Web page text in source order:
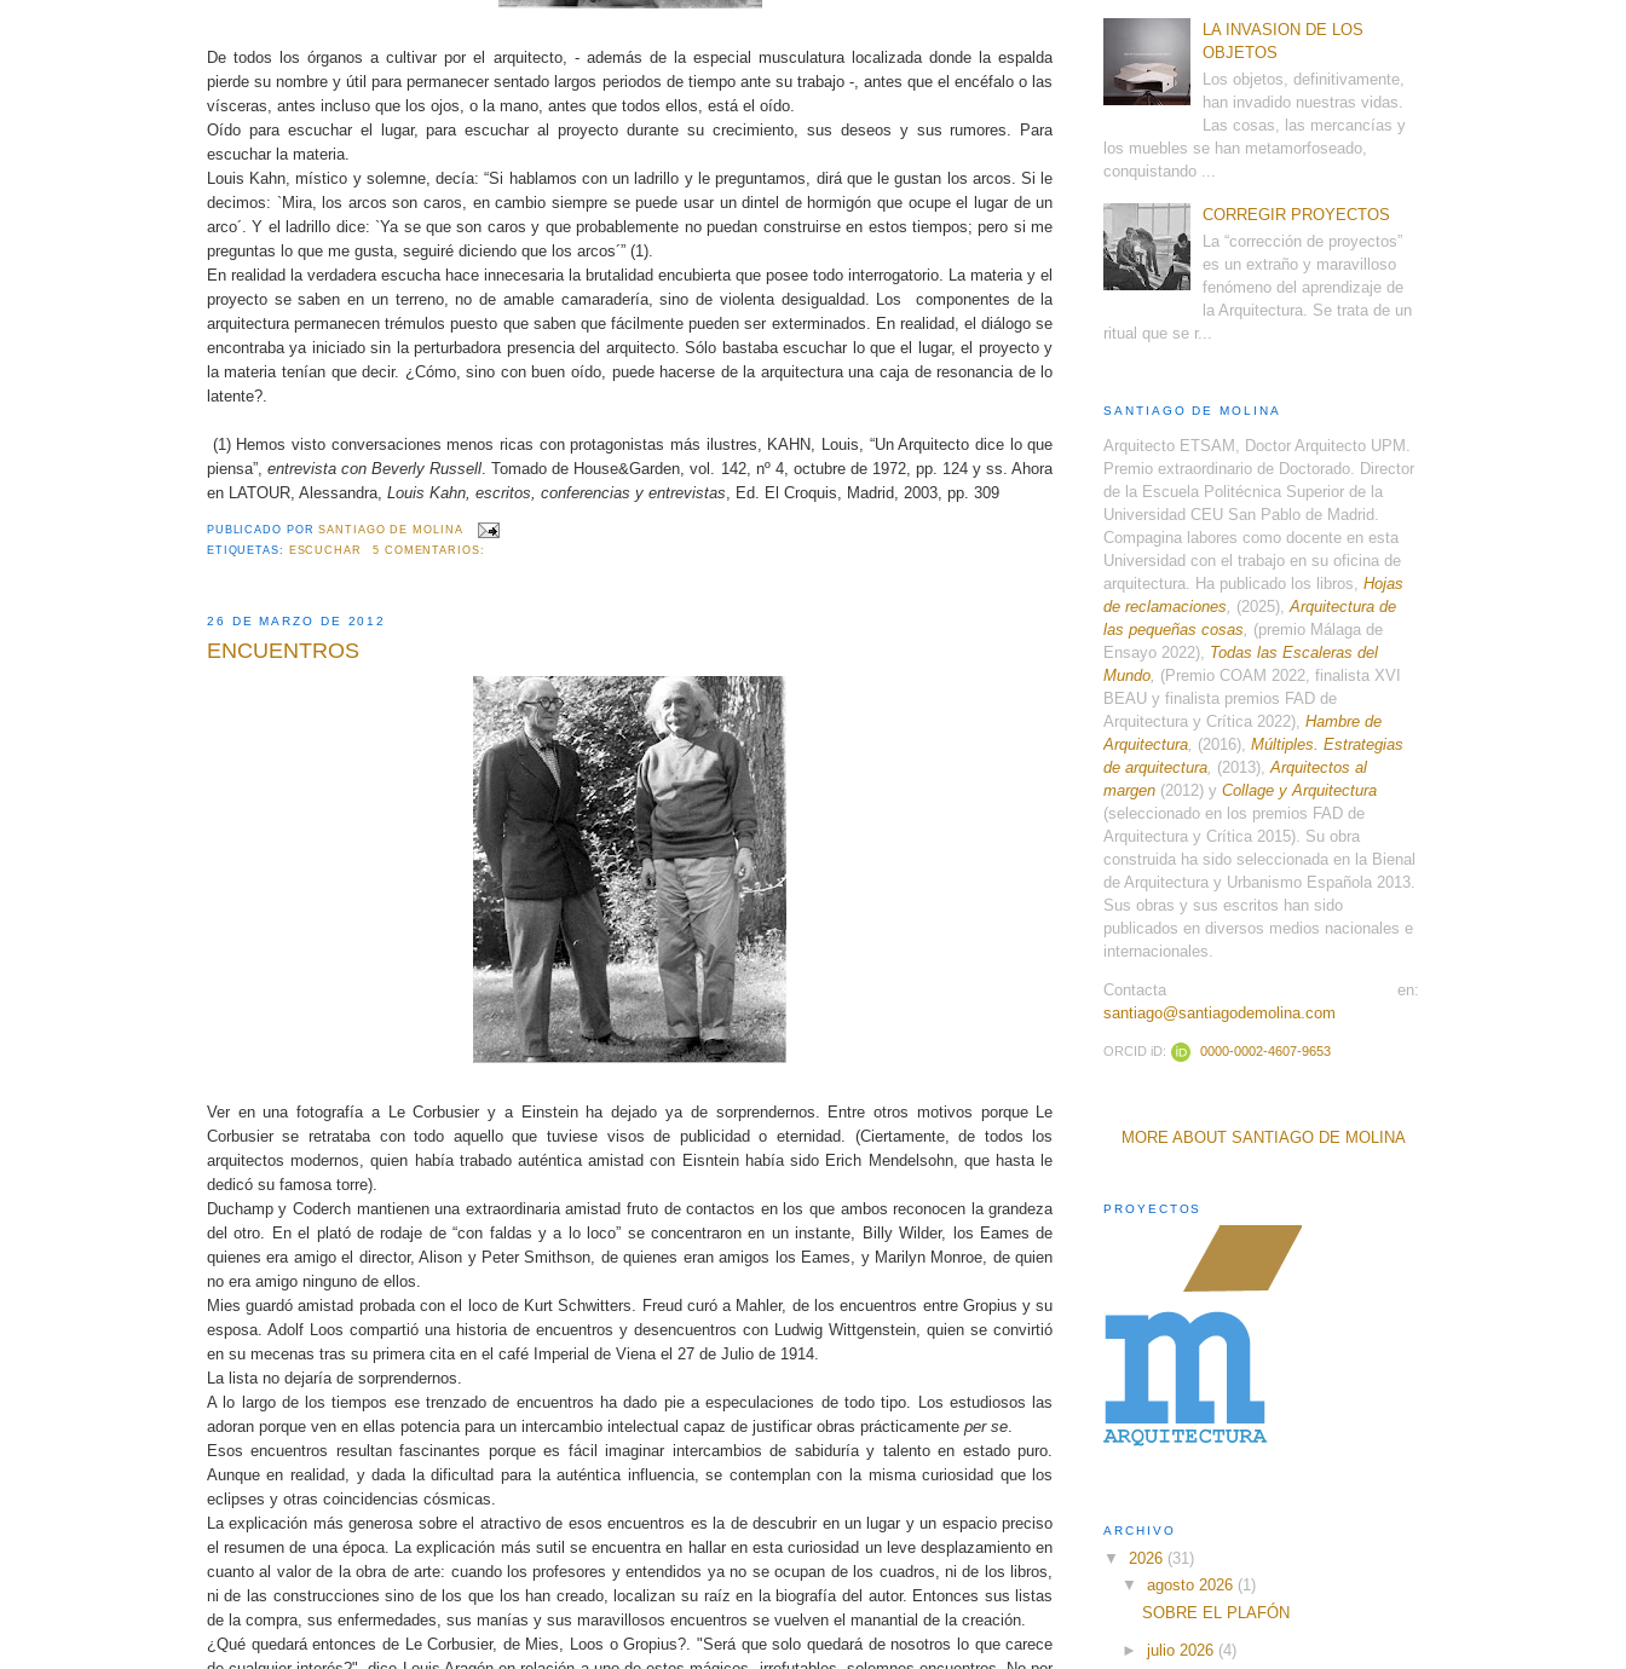
De todos los órganos a cultivar por el arquitecto, - además de la especial musculatura localizada donde la espalda
pierde su nombre y útil para permanecer sentado largos periodos de tiempo ante su trabajo -, antes que el encéfalo o las
vísceras, antes incluso que los ojos, o la mano, antes que todos ellos, está el oído.
Oído para escuchar el lugar, para escuchar al proyecto durante su crecimiento, sus deseos y sus rumores. Para
escuchar la materia.
Louis Kahn, místico y solemne, decía: “Si hablamos con un ladrillo y le preguntamos, dirá que le gustan los arcos. Si le
decimos: `Mira, los arcos son caros, en cambio siempre se puede usar un dintel de hormigón que ocupe el lugar de un
arco´. Y el ladrillo dice: `Ya se que son caros y que probablemente no puedan construirse en estos tiempos; pero si me
preguntas lo que me gusta, seguiré diciendo que los arcos´” (1).
En realidad la verdadera escucha hace innecesaria la brutalidad encubierta que posee todo interrogatorio. La materia y el
proyecto se saben en un terreno, no de amable camaradería, sino de violenta desigualdad. Los componentes de la
arquitectura permanecen trémulos puesto que saben que fácilmente pueden ser exterminados. En realidad, el diálogo se
encontraba ya iniciado sin la perturbadora presencia del arquitecto. Sólo bastaba escuchar lo que el lugar, el proyecto y
la materia tenían que decir. ¿Cómo, sino con buen oído, puede hacerse de la arquitectura una caja de resonancia de lo
latente?.
(1) Hemos visto conversaciones menos ricas con protagonistas más ilustres, KAHN, Louis, “Un Arquitecto dice lo que
piensa”, entrevista con Beverly Russell. Tomado de House&Garden, vol. 142, nº 4, octubre de 1972, pp. 124 y ss. Ahora
en LATOUR, Alessandra, Louis Kahn, escritos, conferencias y entrevistas, Ed. El Croquis, Madrid, 2003, pp. 309
PUBLICADO PORSANTIAGO DE MOLINA
ETIQUETAS:
ESCUCHAR 5 COMENTARIOS:
26 DE MARZO DE 2012
ENCUENTROS
Ver en una fotografía a Le Corbusier y a Einstein ha dejado ya de sorprendernos. Entre otros motivos porque Le
Corbusier se retrataba con todo aquello que tuviese visos de publicidad o eternidad. (Ciertamente, de todos los
arquitectos modernos, quien había trabado auténtica amistad con Eisntein había sido Erich Mendelsohn, que hasta le
dedicó su famosa torre).
Duchamp y Coderch mantienen una extraordinaria amistad fruto de contactos en los que ambos reconocen la grandeza
del otro. En el plató de rodaje de “con faldas y a lo loco” se concentraron en un instante, Billy Wilder, los Eames de
quienes era amigo el director, Alison y Peter Smithson, de quienes eran amigos los Eames, y Marilyn Monroe, de quien
no era amigo ninguno de ellos.
Mies guardó amistad probada con el loco de Kurt Schwitters. Freud curó a Mahler, de los encuentros entre Gropius y su
esposa. Adolf Loos compartió una historia de encuentros y desencuentros con Ludwig Wittgenstein, quien se convirtió
en su mecenas tras su primera cita en el café Imperial de Viena el 27 de Julio de 1914.
La lista no dejaría de sorprendernos.
A lo largo de los tiempos ese trenzado de encuentros ha dado pie a especulaciones de todo tipo. Los estudiosos las
adoran porque ven en ellas potencia para un intercambio intelectual capaz de justificar obras prácticamente per se.
Esos encuentros resultan fascinantes porque es fácil imaginar intercambios de sabiduría y talento en estado puro.
Aunque en realidad, y dada la dificultad para la auténtica influencia, se contemplan con la misma curiosidad que los
eclipses y otras coincidencias cósmicas.
La explicación más generosa sobre el atractivo de esos encuentros es la de descubrir en un lugar y un espacio preciso
el resumen de una época. La explicación más sutil se encuentra en hallar en esta curiosidad un leve desplazamiento en
cuanto al valor de la obra de arte: cuando los profesores y entendidos ya no se ocupan de los cuadros, ni de los libros,
ni de las construcciones sino de los que los han creado, localizan su raíz en la biografía del autor. Entonces sus listas
de la compra, sus enfermedades, sus manías y sus maravillosos encuentros se vuelven el manantial de la creación.
¿Qué quedará entonces de Le Corbusier, de Mies, Loos o Gropius?. "Será que solo quedará de nosotros lo que carece
LA INVASION DE LOS
OBJETOS
Los objetos, definitivamente,
han invadido nuestras vidas.
Las cosas, las mercancías y
los muebles se han metamorfoseado,
conquistando ...
CORREGIR PROYECTOS
La “corrección de proyectos”
es un extraño y maravilloso
fenómeno del aprendizaje de
la Arquitectura. Se trata de un
ritual que se r...
SANTIAGO DE MOLINA
Arquitecto ETSAM, Doctor Arquitecto UPM.
Premio extraordinario de Doctorado. Director
de la Escuela Politécnica Superior de la
Universidad CEU San Pablo de Madrid.
Compagina labores como docente en esta
Universidad con el trabajo en su oficina de
arquitectura. Ha publicado los libros,Hojas
de reclamaciones
(2025),Arquitectura de
las pequeñas cosas
(premio Málaga de
Ensayo 2022), Todas las Escaleras del
Mundo (Premio COAM 2022, finalista XVI
BEAU y finalista premios FAD de
Arquitectura y Crítica 2022),Hambre de
Arquitectura (2016),Múltiples. Estrategias
de arquitectura (2013),Arquitectos al
margen (2012) yCollage y Arquitectura
(seleccionado en los premios FAD de
Arquitectura y Crítica 2015). Su obra
construida ha sido seleccionada en la Bienal
de Arquitectura y Urbanismo Española 2013.
Sus obras y sus escritos han sido
publicados en diversos medios nacionales e
internacionales.
Contacta en:
santiago@santiagodemolina.com
ORCID iD: 0000-0002-4607-9653
MORE ABOUT SANTIAGO DE MOLINA
PROYECTOS
ARCHIVO
▼2026 (31)
▼agosto 2026 (1)
SOBRE EL PLAFÓN
►julio 2026 (4)